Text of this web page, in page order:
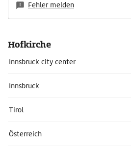
Fehler melden
Hofkirche
Innsbruck city center
Innsbruck
Tirol
Österreich